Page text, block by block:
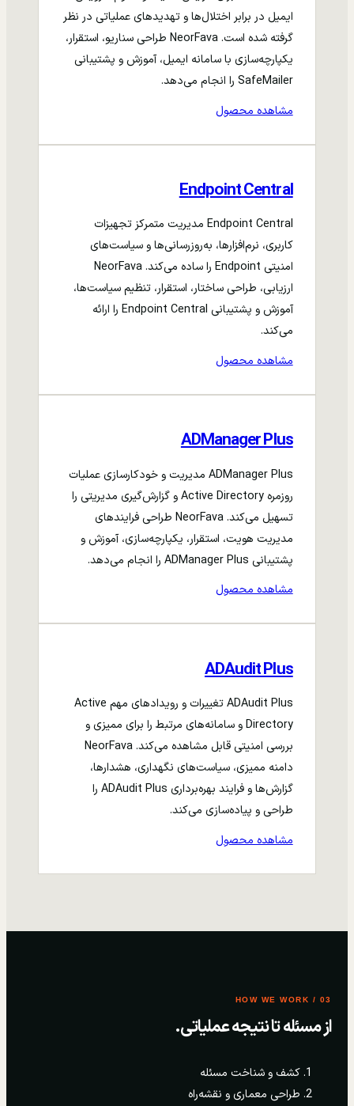
ایمیل در برابر اختلال‌ها و تهدیدهای عملیاتی در نظر
گرفته شده است. NeorFava طراحی سناریو، استقرار،
یکپارچه‌سازی با سامانه ایمیل، آموزش و پشتیبانی
SafeMailer را انجام می‌دهد.
مشاهده محصول
Endpoint Central
Endpoint Central مدیریت متمرکز تجهیزات
کاربری، نرم‌افزارها، به‌روزرسانی‌ها و سیاست‌های
امنیتی Endpoint را ساده می‌کند. NeorFava
ارزیابی، طراحی ساختار، استقرار، تنظیم سیاست‌ها،
آموزش و پشتیبانی Endpoint Central را ارائه
می‌کند.
مشاهده محصول
ADManager Plus
ADManager Plus مدیریت و خودکارسازی عملیات
روزمره Active Directory و گزارش‌گیری مدیریتی را
تسهیل می‌کند. NeorFava طراحی فرایندهای
مدیریت هویت، استقرار، یکپارچه‌سازی، آموزش و
پشتیبانی ADManager Plus را انجام می‌دهد.
مشاهده محصول
ADAudit Plus
ADAudit Plus تغییرات و رویدادهای مهم Active
Directory و سامانه‌های مرتبط را برای ممیزی و
بررسی امنیتی قابل مشاهده می‌کند. NeorFava
دامنه ممیزی، سیاست‌های نگهداری، هشدارها،
گزارش‌ها و فرایند بهره‌برداری ADAudit Plus را
طراحی و پیاده‌سازی می‌کند.
مشاهده محصول
03 / HOW WE WORK
از مسئله تا نتیجه عملیاتی.
کشف و شناخت مسئله
طراحی معماری و نقشه‌راه